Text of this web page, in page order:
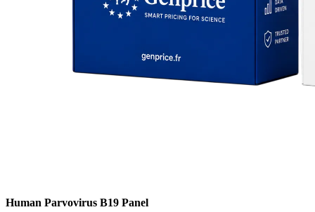
Human Parvovirus B19 Panel